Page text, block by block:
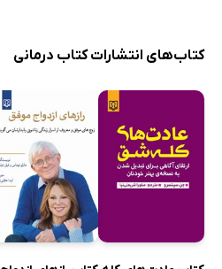
کتاب‌های انتشارات کتاب درمانی